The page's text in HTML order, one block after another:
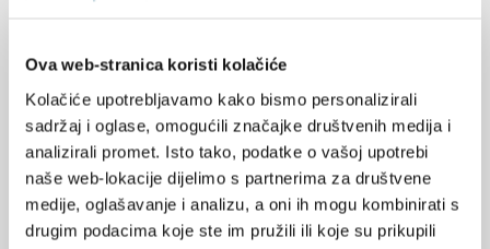
Ova web-stranica koristi kolačiće
Kolačiće upotrebljavamo kako bismo personalizirali
sadržaj i oglase, omogućili značajke društvenih medija i
analizirali promet. Isto tako, podatke o vašoj upotrebi
naše web-lokacije dijelimo s partnerima za društvene
medije, oglašavanje i analizu, a oni ih mogu kombinirati s
drugim podacima koje ste im pružili ili koje su prikupili
pacijentica s jakim svrbežom i kožnim lezijama. Ovaj slučaj
naglašava važnost prepoznavanja Pyemotes ventricosus
dermatitisa i provođenja odgovarajuće terapije.